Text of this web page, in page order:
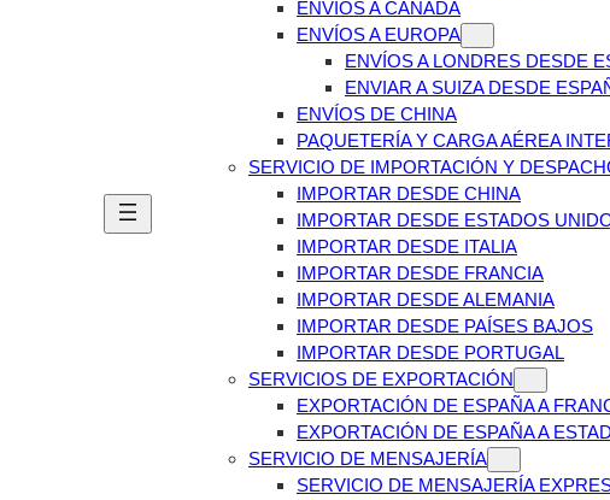
ENVÍOS A CANADÁ
ENVÍOS A EUROPA
ENVÍOS A LONDRES DESDE
ENVIAR A SUIZA DESDE
ENVÍOS DE CHINA
PAQUETERÍA Y CARGA AÉREA
SERVICIO DE IMPORTACIÓN Y
IMPORTAR DESDE CHINA
IMPORTAR DESDE ESTADOS
IMPORTAR DESDE ITALIA
IMPORTAR DESDE FRANCIA
IMPORTAR DESDE ALEMANIA
IMPORTAR DESDE PAÍSES BAJOS
IMPORTAR DESDE PORTUGAL
SERVICIOS DE EXPORTACIÓN
EXPORTACIÓN DE ESPAÑA A
EXPORTACIÓN DE ESPAÑA A
SERVICIO DE MENSAJERÍA
SERVICIO DE MENSAJERÍA